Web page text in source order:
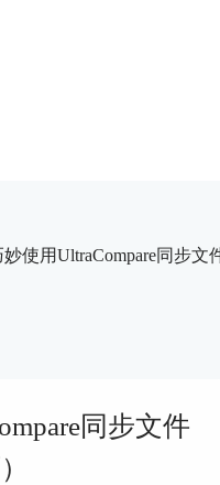
使用UltraCompare同步文
同步文件